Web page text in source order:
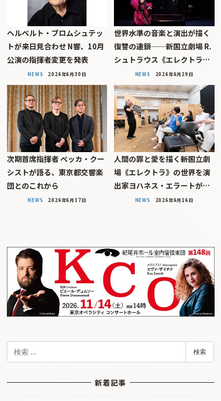
ヘルベルト・ブロムシュテッ
トが来日見合わせ N響、10月
公演の指揮者変更を発表
NEWS 2026年6月30日
世界水準の音楽と演出が描く
復讐の連鎖──新国立劇場 R.
シュトラウス《エレクトラ…
NEWS 2026年6月29日
次期首席指揮者 ペッカ・クー
シストが語る、東京都交響楽
団とのこれから
NEWS 2026年6月17日
人間の罪と愛を描く――新国立劇
場《エレクトラ》の世界を演
出家ヨハネス・エラートが…
NEWS 2026年6月16日
検
検索
新着記事